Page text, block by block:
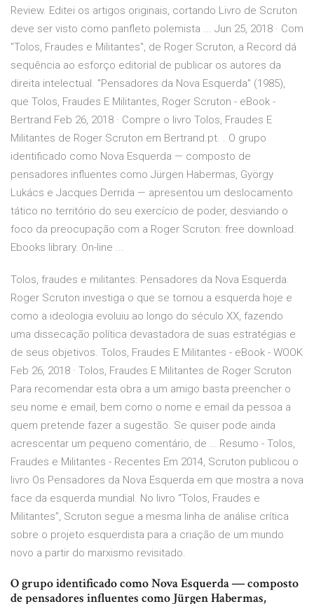
Review. Editei os artigos originais, cortando Livro de Scruton
deve ser visto como panfleto polemista ... Jun 25, 2018 · Com
"Tolos, Fraudes e Militantes", de Roger Scruton, a Record dá
sequência ao esforço editorial de publicar os autores da
direita intelectual. "Pensadores da Nova Esquerda" (1985),
que Tolos, Fraudes E Militantes, Roger Scruton - eBook -
Bertrand Feb 26, 2018 · Compre o livro Tolos, Fraudes E
Militantes de Roger Scruton em Bertrand.pt. . O grupo
identificado como Nova Esquerda — composto de
pensadores influentes como Jürgen Habermas, György
Lukács e Jacques Derrida — apresentou um deslocamento
tático no território do seu exercício de poder, desviando o
foco da preocupação com a Roger Scruton: free download.
Ebooks library. On-line ...
Tolos, fraudes e militantes: Pensadores da Nova Esquerda.
Roger Scruton investiga o que se tornou a esquerda hoje e
como a ideologia evoluiu ao longo do século XX, fazendo
uma dissecação política devastadora de suas estratégias e
de seus objetivos. Tolos, Fraudes E Militantes - eBook - WOOK
Feb 26, 2018 · Tolos, Fraudes E Militantes de Roger Scruton
Para recomendar esta obra a um amigo basta preencher o
seu nome e email, bem como o nome e email da pessoa a
quem pretende fazer a sugestão. Se quiser pode ainda
acrescentar um pequeno comentário, de … Resumo - Tolos,
Fraudes e Militantes - Recentes Em 2014, Scruton publicou o
livro Os Pensadores da Nova Esquerda em que mostra a nova
face da esquerda mundial. No livro “Tolos, Fraudes e
Militantes”, Scruton segue a mesma linha de análise crítica
sobre o projeto esquerdista para a criação de um mundo
novo a partir do marxismo revisitado.
O grupo identificado como Nova Esquerda ― composto
de pensadores influentes como Jürgen Habermas,